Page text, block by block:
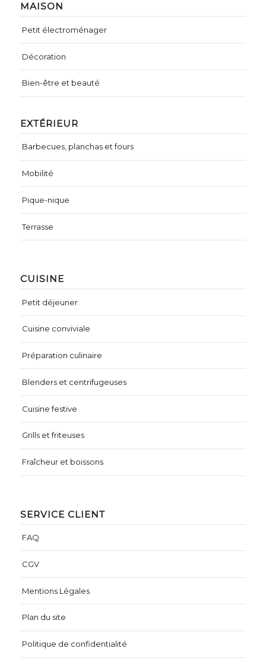
CUISINE
Petit déjeuner
Cuisine conviviale
Préparation culinaire
Blenders et centrifugeuses
Cuisine festive
Grills et friteuses
Fraîcheur et boissons
MAISON
Petit électroménager
Décoration
Bien-être et beauté
EXTÉRIEUR
Barbecues, planchas et fours
Mobilité
Pique-nique
Terrasse
SERVICE CLIENT
FAQ
CGV
Mentions Légales
Plan du site
Politique de confidentialité